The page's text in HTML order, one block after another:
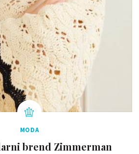
MODA
brend Zimmerman